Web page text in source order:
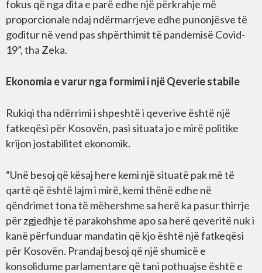
fokus që nga dita e parë edhe një përkrahje më
proporcionale ndaj ndërmarrjeve edhe punonjësve të
goditur në vend pas shpërthimit të pandemisë Covid-
19”, tha Zeka.
Ekonomia e varur nga formimi i një Qeverie stabile
Rukiqi tha ndërrimi i shpeshtë i qeverive është një
fatkeqësi për Kosovën, pasi situata jo e mirë politike
krijon jostabilitet ekonomik.
“Unë besoj që kësaj here kemi një situatë pak më të
qartë që është lajm i mirë, kemi thënë edhe në
qëndrimet tona të mëhershme sa herë ka pasur thirrje
për zgjedhje të parakohshme apo sa herë qeveritë nuk i
kanë përfunduar mandatin që kjo është një fatkeqësi
për Kosovën. Prandaj besoj që një shumicë e
konsolidume parlamentare që tani pothuajse është e